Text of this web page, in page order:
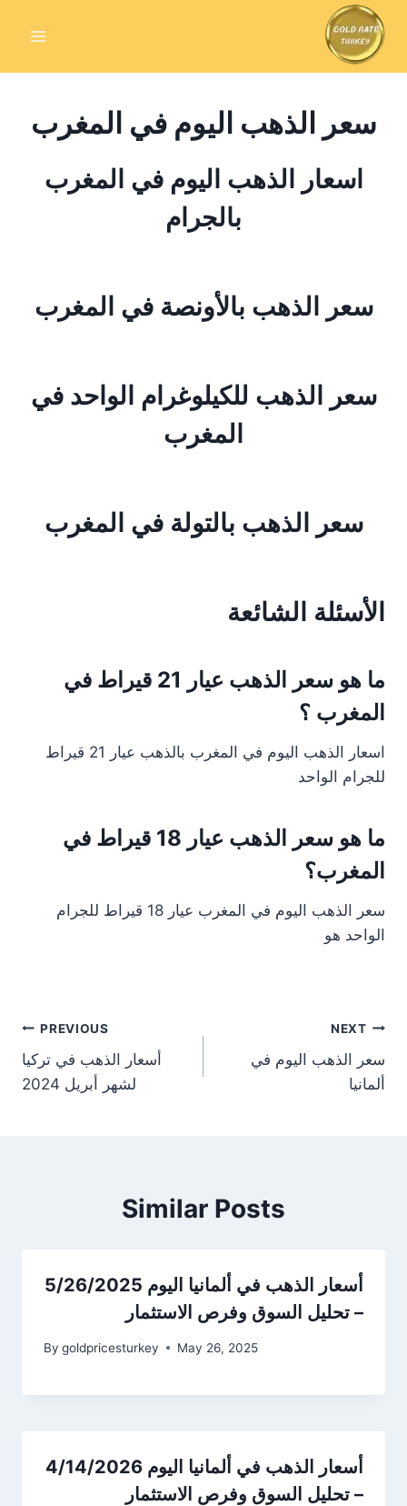
سعر الذهب اليوم في المغرب
اسعار الذهب اليوم في المغرب
بالجرام
سعر الذهب بالأونصة في المغرب
سعر الذهب للكيلوغرام الواحد في
المغرب
سعر الذهب بالتولة في المغرب
الأسئلة الشائعة
ما هو سعر الذهب عيار 21 قيراط في
المغرب ؟
اسعار الذهب اليوم في المغرب بالذهب عيار 21 قيراط
للجرام الواحد
ما هو سعر الذهب عيار 18 قيراط في
المغرب؟
سعر الذهب اليوم في المغرب عيار 18 قيراط للجرام
الواحد هو
PREVIOUS
أسعار الذهب في تركيا
لشهر أبريل 2024
NEXT
سعر الذهب اليوم في
ألمانيا
Similar Posts
أسعار الذهب في ألمانيا اليوم 5/26/2025
– تحليل السوق وفرص الاستثمار
By goldpricesturkey May 26, 2025
أسعار الذهب في ألمانيا اليوم 4/14/2026
– تحليل السوق وفرص الاستثمار